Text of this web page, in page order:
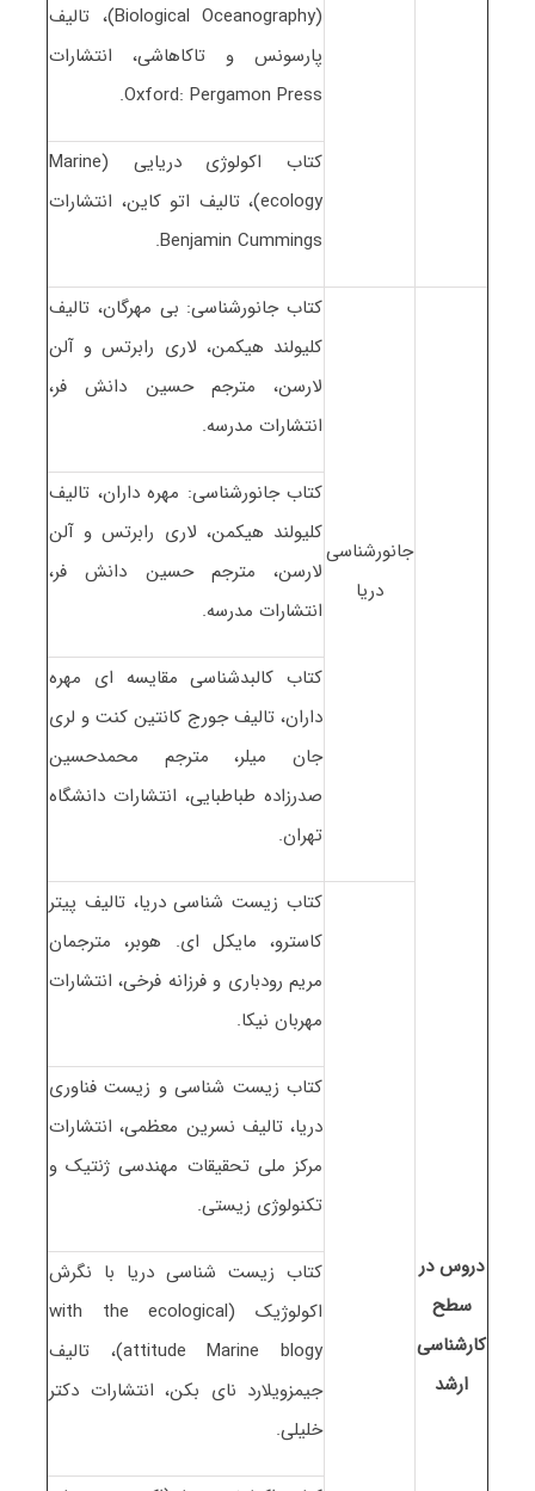
(Biological Oceanography)، تالیف
پارسونس و تاکاهاشی، انتشارات
Oxford: Pergamon Press.
کتاب اکولوژی دریایی (Marine
ecology)، تالیف اتو کاین، انتشارات
Benjamin Cummings.
دروس در
سطح
کارشناسی
ارشد
جانورشناسی
دریا
کتاب جانورشناسی: بی مهرگان، تالیف
کلیولند هیکمن، لاری رابرتس و آلن
لارسن، مترجم حسین دانش فر،
انتشارات مدرسه.
کتاب جانورشناسی: مهره داران، تالیف
کلیولند هیکمن، لاری رابرتس و آلن
لارسن، مترجم حسین دانش فر،
انتشارات مدرسه.
کتاب کالبدشناسی مقایسه ای مهره
داران، تالیف جورج کانتین کنت و لری
جان میلر، مترجم محمدحسین
صدرزاده طباطبایی، انتشارات دانشگاه
تهران.
کتاب زیست شناسی دریا، تالیف پیتر
کاسترو، مایکل ای. هوبر، مترجمان
مریم رودباری و فرزانه فرخی، انتشارات
مهربان نیکا.
کتاب زیست شناسی و زیست فناوری
دریا، تالیف نسرین معظمی، انتشارات
مرکز ملی تحقیقات مهندسی ژنتیک و
تکنولوژی زیستی.
کتاب زیست شناسی دریا با نگرش
اکولوژیک (with the ecological
attitude Marine blogy)، تالیف
جیمزویلارد نای بکن، انتشارات دکتر
خلیلی.